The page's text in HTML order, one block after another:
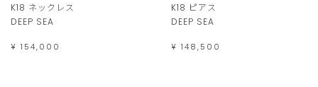
K18 ネックレス
DEEP SEA
¥ 154,000
K18 ピアス
DEEP SEA
¥ 148,500